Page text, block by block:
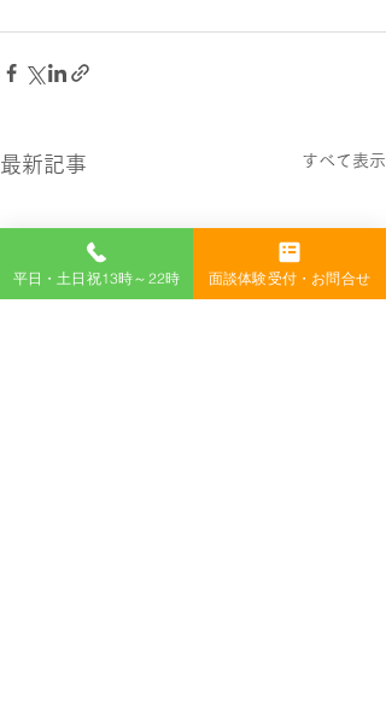
最新記事 すべて表示
平日・土日祝13時～22時 面談体験受付・お問合せ